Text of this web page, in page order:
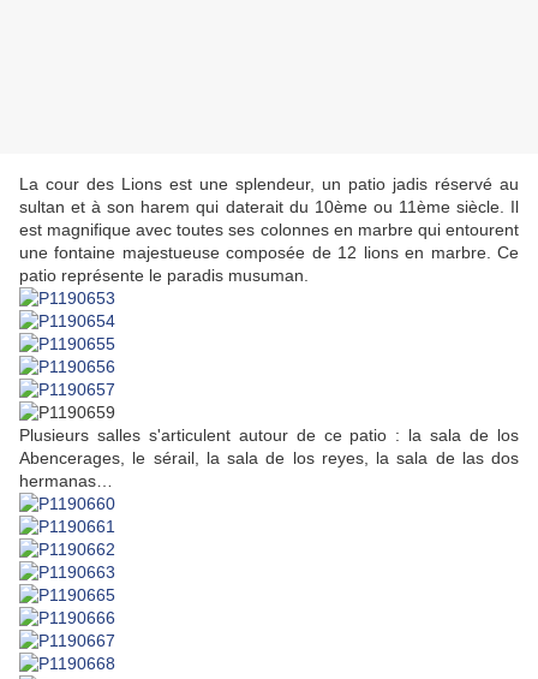
La cour des Lions est une splendeur, un patio jadis réservé au
sultan et à son harem qui daterait du 10ème ou 11ème siècle. Il
est magnifique avec toutes ses colonnes en marbre qui entourent
une fontaine majestueuse composée de 12 lions en marbre. Ce
patio représente le paradis musuman.
Plusieurs salles s'articulent autour de ce patio : la sala de los
Abencerages, le sérail, la sala de los reyes, la sala de las dos
hermanas…